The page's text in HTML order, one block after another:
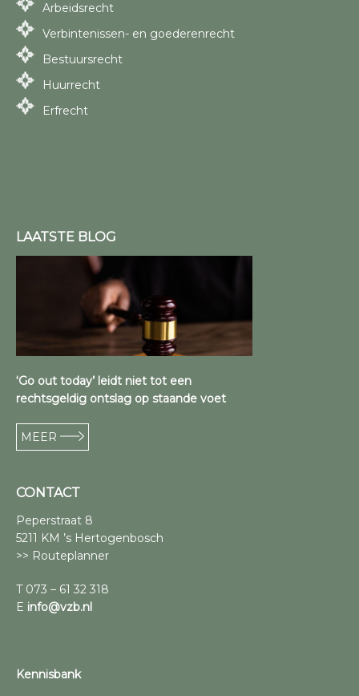
Arbeidsrecht
Verbintenissen- en goederenrecht
Bestuursrecht
Huurrecht
Erfrecht
LAATSTE BLOG
‘Go out today’ leidt niet tot een
rechtsgeldig ontslag op staande voet
MEER
CONTACT
Peperstraat 8
5211 KM ’s Hertogenbosch
>> Routeplanner
T 073 – 61 32 318
E info@vzb.nl
Kennisbank